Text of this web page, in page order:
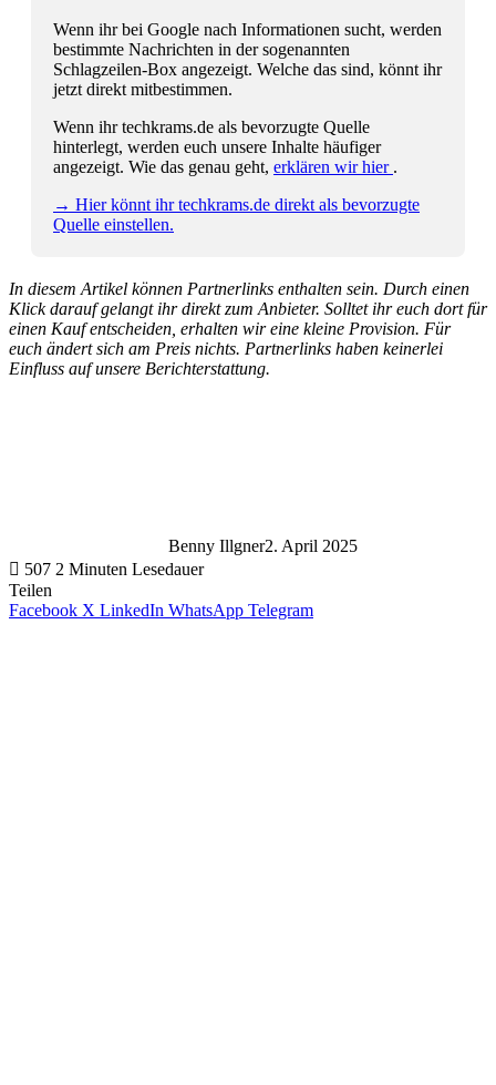
Wenn ihr bei Google nach Informationen sucht, werden
bestimmte Nachrichten in der sogenannten
Schlagzeilen-Box angezeigt. Welche das sind, könnt ihr
jetzt direkt mitbestimmen.
Wenn ihr techkrams.de als bevorzugte Quelle
hinterlegt, werden euch unsere Inhalte häufiger
angezeigt. Wie das genau geht, erklären wir hier .
→ Hier könnt ihr techkrams.de direkt als bevorzugte
Quelle einstellen.
In diesem Artikel können Partnerlinks enthalten sein. Durch einen
Klick darauf gelangt ihr direkt zum Anbieter. Solltet ihr euch dort für
einen Kauf entscheiden, erhalten wir eine kleine Provision. Für
euch ändert sich am Preis nichts. Partnerlinks haben keinerlei
Einfluss auf unsere Berichterstattung.
Benny Illgner2. April 2025
507 2 Minuten Lesedauer
Teilen
Facebook X LinkedIn WhatsApp Telegram